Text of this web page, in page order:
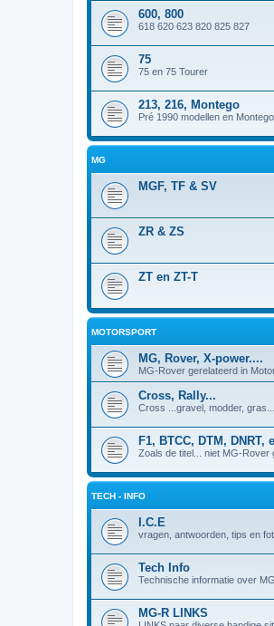
600, 800
618 620 623 820 825 827
75
75 en 75 Tourer
213, 216, Montego
Pré 1990 modellen en
MG
MGF, TF & SV
ZR & ZS
ZT en ZT-T
MOTORSPORT
MG, Rover, X-power....
MG-Rover gerelateerd in
Cross, Rally...
Cross ...gravel, modder,
F1, BTCC, DTM, DNRT,
Zoals de titel... niet MG-Rover
TECH - INFO
I.C.E
vragen, antwoorden, tips en
Tech Info
Technische informatie over
MG-R LINKS